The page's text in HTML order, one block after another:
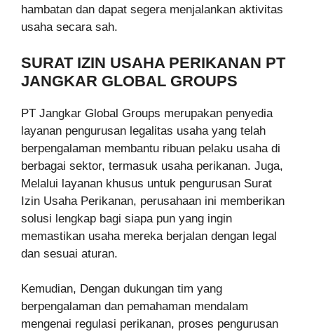
hambatan dan dapat segera menjalankan aktivitas
usaha secara sah.
SURAT IZIN USAHA PERIKANAN PT
JANGKAR GLOBAL GROUPS
PT Jangkar Global Groups merupakan penyedia
layanan pengurusan legalitas usaha yang telah
berpengalaman membantu ribuan pelaku usaha di
berbagai sektor, termasuk usaha perikanan. Juga,
Melalui layanan khusus untuk pengurusan Surat
Izin Usaha Perikanan, perusahaan ini memberikan
solusi lengkap bagi siapa pun yang ingin
memastikan usaha mereka berjalan dengan legal
dan sesuai aturan.
Kemudian, Dengan dukungan tim yang
berpengalaman dan pemahaman mendalam
mengenai regulasi perikanan, proses pengurusan